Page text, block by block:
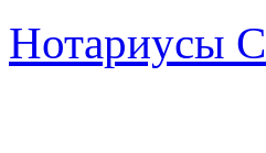
Нотариусы